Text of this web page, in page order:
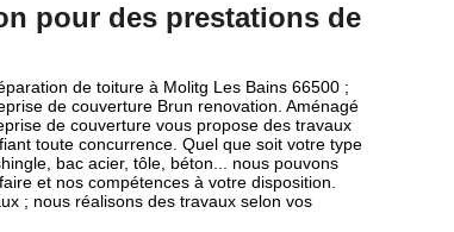
pour des prestations de
de toiture à Molitg Les Bains 66500 ;
de couverture Brun renovation. Aménagé
de couverture vous propose des travaux
toute concurrence. Quel que soit votre type
bac acier, tôle, béton... nous pouvons
et nos compétences à votre disposition.
; nous réalisons des travaux selon vos